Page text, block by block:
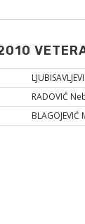
RADOVIĆ